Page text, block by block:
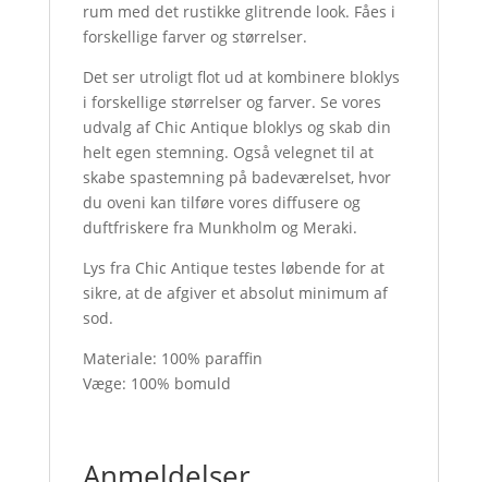
rum med det rustikke glitrende look. Fåes i
forskellige farver og størrelser.
Det ser utroligt flot ud at kombinere bloklys
i forskellige størrelser og farver. Se vores
udvalg af Chic Antique bloklys og skab din
helt egen stemning. Også velegnet til at
skabe spastemning på badeværelset, hvor
du oveni kan tilføre vores diffusere og
duftfriskere fra Munkholm og Meraki.
Lys fra Chic Antique testes løbende for at
sikre, at de afgiver et absolut minimum af
sod.
Materiale: 100% paraffin
Væge: 100% bomuld